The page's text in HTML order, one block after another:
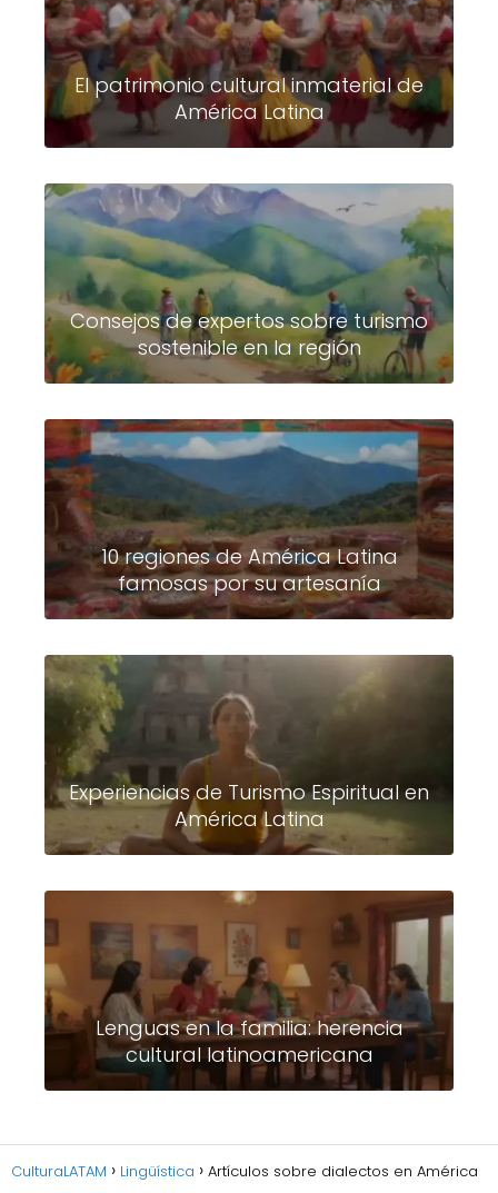
El patrimonio cultural inmaterial de
América Latina
Consejos de expertos sobre turismo
sostenible en la región
10 regiones de América Latina
famosas por su artesanía
Experiencias de Turismo Espiritual en
América Latina
Lenguas en la familia: herencia
cultural latinoamericana
CulturaLATAM Lingüística
Artículos sobre dialectos en América